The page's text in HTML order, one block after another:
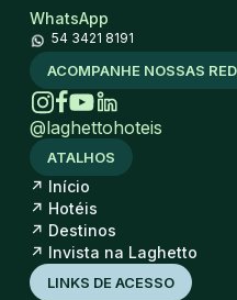
WhatsApp
54 3421 8191
ACOMPANHE NOSSAS
@laghettohoteis
ATALHOS
↗ Início
↗ Hotéis
↗ Destinos
↗ Invista na Laghetto
LINKS DE ACESSO